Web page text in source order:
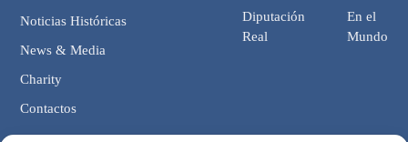
Diputación
Real
En el
Mundo
Noticias Históricas
News & Media
Charity
Contactos